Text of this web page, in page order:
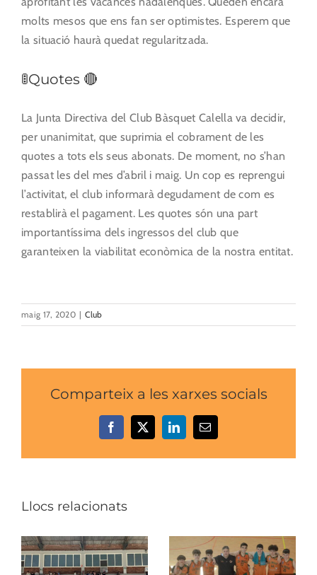
molts mesos que ens fan ser optimistes. Esperem que
la situació haurà quedat regularitzada.
🚦Quotes 🔴
La Junta Directiva del Club Bàsquet Calella va decidir,
per unanimitat, que suprimia el cobrament de les
quotes a tots els seus abonats. De moment, no s’han
passat les del mes d’abril i maig. Un cop es reprengui
l’activitat, el club informarà degudament de com es
restablirà el pagament. Les quotes són una part
importantíssima dels ingressos del club que
garanteixen la viabilitat econòmica de la nostra entitat.
maig 17, 2020 | Club
Comparteix a les xarxes socials
Facebook
X LinkedInEmail:
Llocs relacionats